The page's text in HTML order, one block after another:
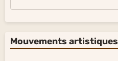
Mouvements artistiques